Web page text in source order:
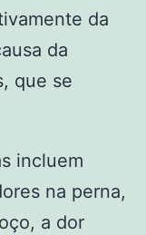
da
da
que se
incluem
na perna,
a dor